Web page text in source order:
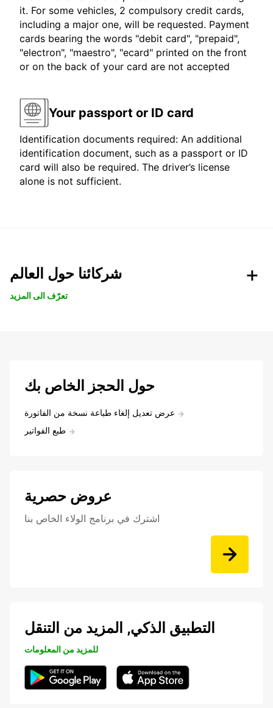
it. For some vehicles, 2 compulsory credit cards,
including a major one, will be requested. Payment
cards bearing the words "debit card", "prepaid",
"electron", "maestro", "ecard" printed on the front
or on the back of your card are not accepted
Your passport or ID card
Identification documents required: An additional
identification document, such as a passport or ID
card will also be required. The driver’s license
alone is not sufficient.
شركائنا حول العالم
تعرّف الى المزيد
حول الحجز الخاص بك
عرض تعديل إلغاء طباعة نسخة من الفاتورة
طبع الفواتير
عروض حصرية
اشترك في برنامج الولاء الخاص بنا
التطبيق الذكي, المزيد من التنقل
للمزيد من المعلومات